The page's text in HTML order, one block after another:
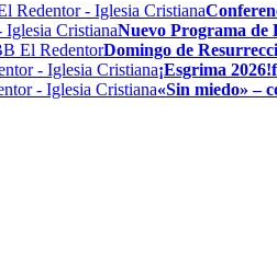
Nuevo Programa de
Domingo de
¡Esgrima 2026!
«Sin miedo» –